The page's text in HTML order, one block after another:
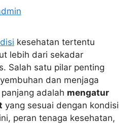
kesehatan tertentu
lebih dari sekadar
Salah satu pilar penting
dan menjaga
adalah mengatur
yang sesuai dengan kondisi
peran tenaga kesehatan,